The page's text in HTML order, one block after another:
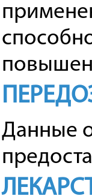
Данные